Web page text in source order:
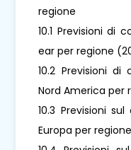
regione
10.1 Previsioni di
ear per regione
10.2 Previsioni
Nord America per
10.3 Previsioni
Europa per